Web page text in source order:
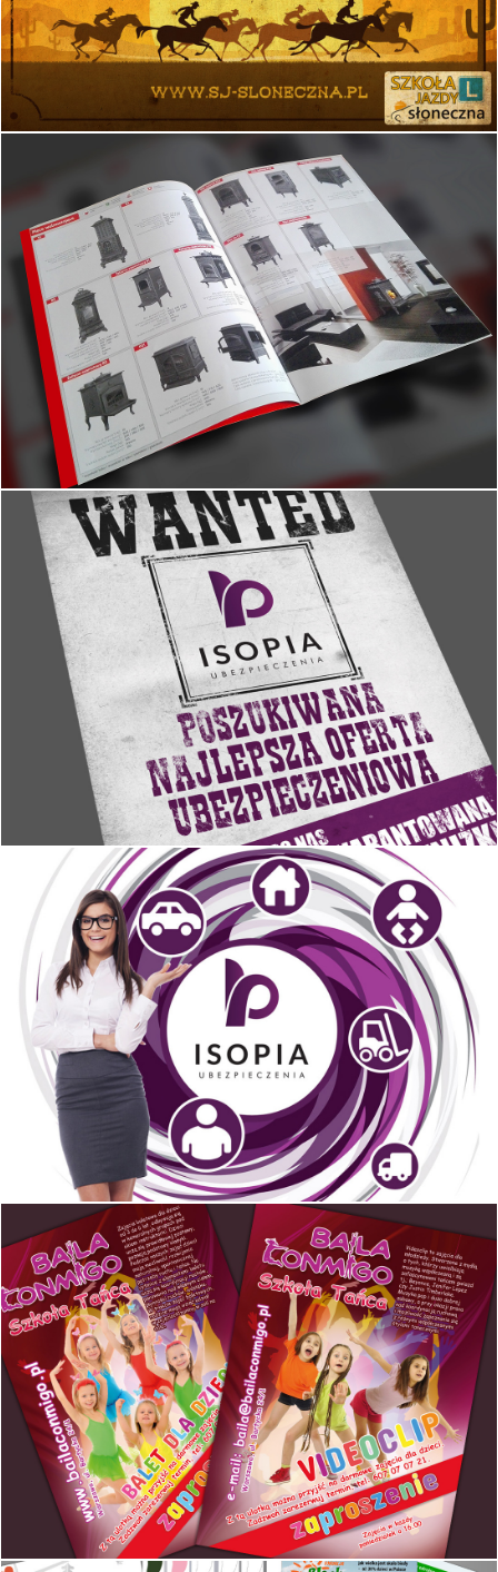
BTH Hydrotechnik
Projekt i wydruk kartek świątecznych
Szkoła jazdy
Projekt reklamy
Halmat
Projekt i wydruk katalogu produktów
Isopia Ubezpieczenia
Projekt i wydruk ulotki reklamowej rozmiar A5
Isopia Ubezpieczenia